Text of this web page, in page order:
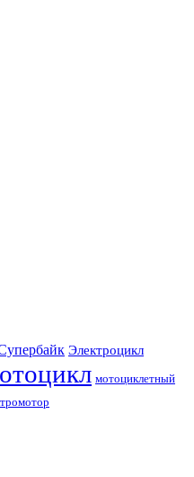
Электроцикл
мотоциклетный